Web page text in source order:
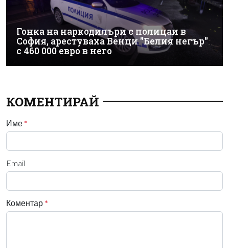
Гонка на наркодилъри с полицаи в
София, арестуваха Венци "Белия негър"
с 460 000 евро в него
КОМЕНТИРАЙ
Име *
Email
Коментар *